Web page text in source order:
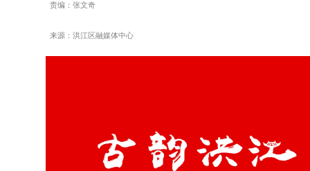
责编：张文奇
来源：洪江区融媒体中心